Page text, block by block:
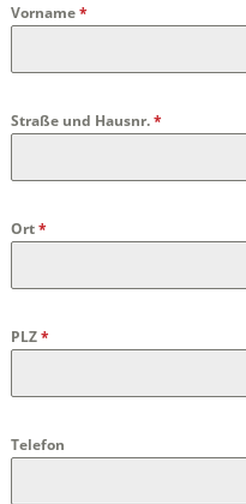
Vorname*
Straße und Hausnr.*
Ort*
PLZ*
Telefon